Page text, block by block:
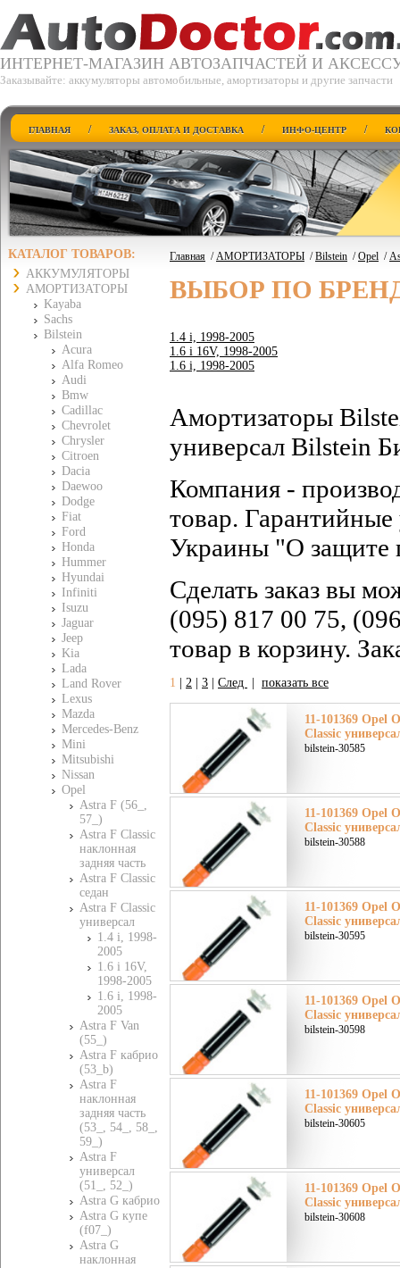
ИНТЕРНЕТ-МАГАЗИН АВТОЗАПЧАСТЕЙ И
Заказывайте: аккумуляторы автомобильные, амортизаторы и другие запчасти
ГЛАВНАЯ / ЗАКАЗ, ОПЛАТА И ДОСТАВКА / ИНФО-ЦЕНТР /
КАТАЛОГ ТОВАРОВ:
АККУМУЛЯТОРЫ
АМОРТИЗАТОРЫ
Kayaba
Sachs
Bilstein
Acura
Alfa Romeo
Audi
Bmw
Cadillac
Chevrolet
Chrysler
Citroen
Dacia
Daewoo
Dodge
Fiat
Ford
Honda
Hummer
Hyundai
Infiniti
Isuzu
Jaguar
Jeep
Kia
Lada
Land Rover
Lexus
Mazda
Mercedes-Benz
Mini
Mitsubishi
Nissan
Opel
Astra F (56_,
57_)
Astra F Classic
наклонная
задняя часть
Astra F Classic
седан
Astra F Classic
универсал
1.4 i, 1998-
2005
1.6 i 16V,
1998-2005
1.6 i, 1998-
2005
Astra F Van
(55_)
Astra F кабрио
(53_b)
Astra F
наклонная
задняя часть
(53_, 54_, 58_,
59_)
Astra F
универсал
(51_, 52_)
Astra G кабрио
Astra G купе
(f07_)
Astra G
наклонная
Главная /АМОРТИЗАТОРЫ /Bilstein /Opel /
ВЫБОР ПО
1.4 i, 1998-2005
1.6 i 16V, 1998-2005
1.6 i, 1998-2005
Амортизаторы
универсал Bilstein
Компания -
товар. Гарантийные
Украины "О защите
Сделать заказ вы
(095) 817 00 75,
товар в корзину.
1 2 3 След показать все
11-101369 Opel
Classic
bilstein-30585
11-101369 Opel
Classic
bilstein-30588
11-101369 Opel
Classic
bilstein-30595
11-101369 Opel
Classic
bilstein-30598
11-101369 Opel
Classic
bilstein-30605
11-101369 Opel
Classic
bilstein-30608